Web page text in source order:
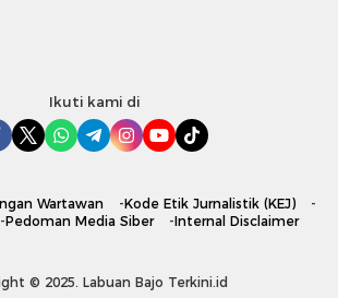
Ikuti kami di
Wartawan
Kode Etik Jurnalistik (KEJ)
Pedoman Media Siber Internal Disclaimer
© 2025. Labuan Bajo Terkini.id